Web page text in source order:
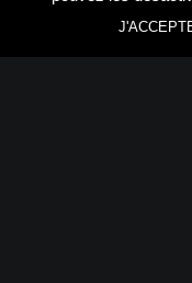
grands téléobjectifs,
objets personnels.